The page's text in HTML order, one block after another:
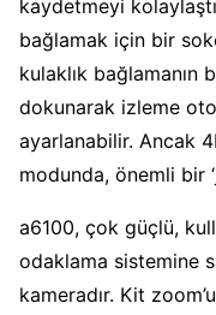
kaydetmeyi
bağlamak için bir
kulaklık bağlamanın
dokunarak izleme
ayarlanabilir. Ancak
modunda, önemli bir
a6100, çok güçlü,
odaklama sistemine
kameradır. Kit